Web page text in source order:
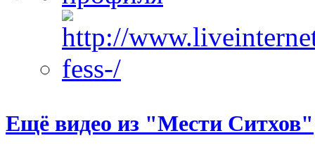
Ещё видео из "Мести Ситхов"